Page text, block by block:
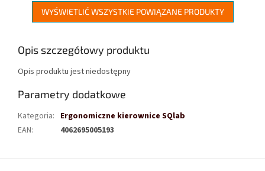
WYŚWIETLIĆ WSZYSTKIE POWIĄZANE PRODUKTY
Opis szczegółowy produktu
Opis produktu jest niedostępny
Parametry dodatkowe
Kategoria: Ergonomiczne kierownice SQlab
EAN: 4062695005193